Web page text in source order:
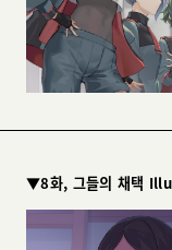
▼8화, 그들의 채택